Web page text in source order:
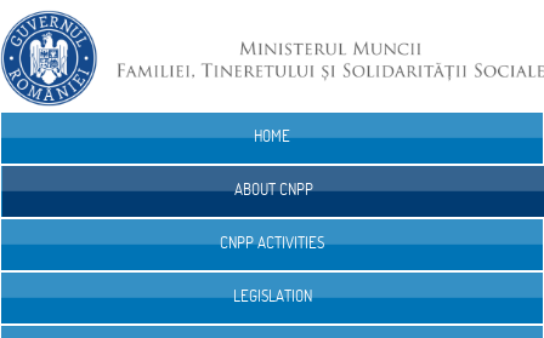
HOME
ABOUT CNPP
CNPP ACTIVITIES
LEGISLATION